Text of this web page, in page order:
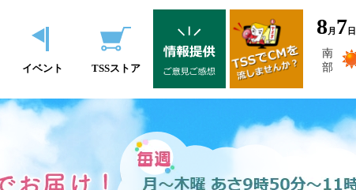
イベント TSSストア
8 月 7 日